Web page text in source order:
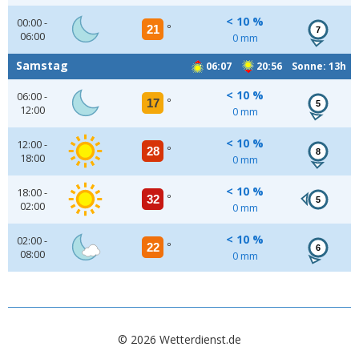
00:00 -
06:00
21 °
< 10 %
0 mm
7
06:07 20:56 Sonne: 13h
Samstag
06:00 -
12:00
17 °
< 10 %
0 mm
5
12:00 -
18:00
28 °
< 10 %
0 mm
8
18:00 -
02:00
32 °
< 10 %
0 mm
5
02:00 -
08:00
22 °
< 10 %
0 mm
6
© 2026 Wetterdienst.de